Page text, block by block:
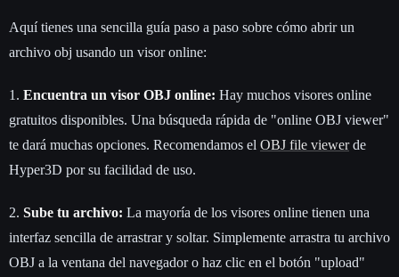
Aquí tienes una sencilla guía paso a paso sobre cómo abrir un
archivo obj usando un visor online:
1. Encuentra un visor OBJ online: Hay muchos visores online
gratuitos disponibles. Una búsqueda rápida de "online OBJ viewer"
te dará muchas opciones. Recomendamos el OBJ file viewerde
Hyper3D por su facilidad de uso.
2. Sube tu archivo: La mayoría de los visores online tienen una
interfaz sencilla de arrastrar y soltar. Simplemente arrastra tu archivo
OBJ a la ventana del navegador o haz clic en el botón "upload"